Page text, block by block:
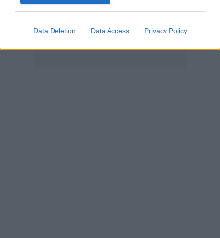
Data Deletion Data Access Privacy Policy